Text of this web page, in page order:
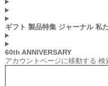
ギフト 製品特集 ジャーナル 私
60th ANNIVERSARY
アカウントページに移動する 検